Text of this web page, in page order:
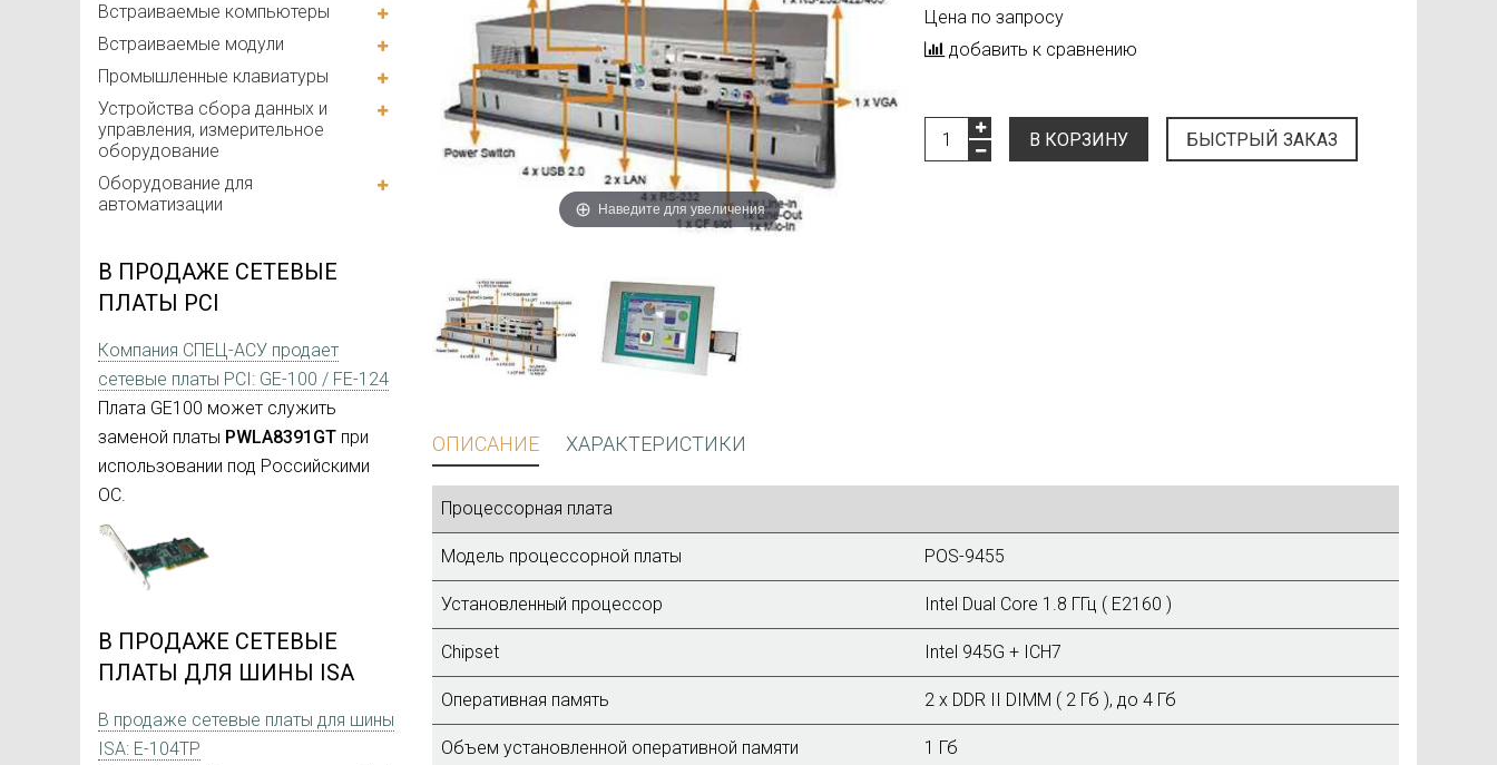
Встраиваемые компьютеры
Встраиваемые модули
Промышленные клавиатуры
Устройства сбора данных и
управления, измерительное
оборудование
Оборудование для
автоматизации
В ПРОДАЖЕ СЕТЕВЫЕ
ПЛАТЫ PCI
Компания СПЕЦ-АСУ продает
сетевые платы PCI: GE-100 / FE-124
Плата GE100 может служить
заменой платы PWLA8391GT при
использовании под Российскими
ОС.
В ПРОДАЖЕ СЕТЕВЫЕ
ПЛАТЫ ДЛЯ ШИНЫ ISA
В продаже сетевые платы для шины
ISA: E-104TP
Наведите для увеличения
Цена по запросу
добавить к сравнению
В КОРЗИНУ БЫСТРЫЙ ЗАКАЗ
ОПИСАНИЕ ХАРАКТЕРИСТИКИ
Процессорная плата
Модель процессорной платы POS-9455
Установленный процессор Intel Dual Core 1.8 ГГц ( E2160 )
Chipset Intel 945G + ICH7
Оперативная память 2 x DDR II DIMM ( 2 Гб ), до 4 Гб
Объем установленной оперативной памяти 1 Гб